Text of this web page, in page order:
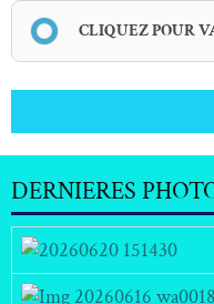
CLIQUEZ POUR
DERNIERES